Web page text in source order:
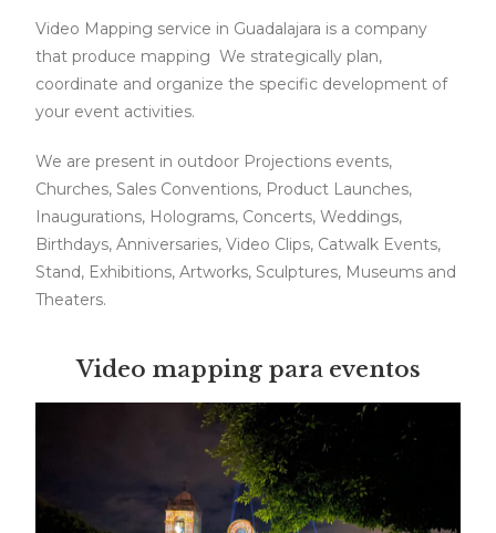
Video Mapping service in Guadalajara is a company
that produce mapping We strategically plan,
coordinate and organize the specific development of
your event activities.
We are present in outdoor Projections events,
Churches, Sales Conventions, Product Launches,
Inaugurations, Holograms, Concerts, Weddings,
Birthdays, Anniversaries, Video Clips, Catwalk Events,
Stand, Exhibitions, Artworks, Sculptures, Museums and
Theaters.
Video mapping para eventos